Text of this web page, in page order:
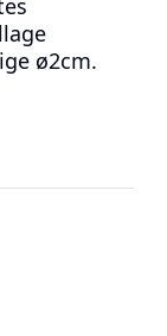
ø2cm.